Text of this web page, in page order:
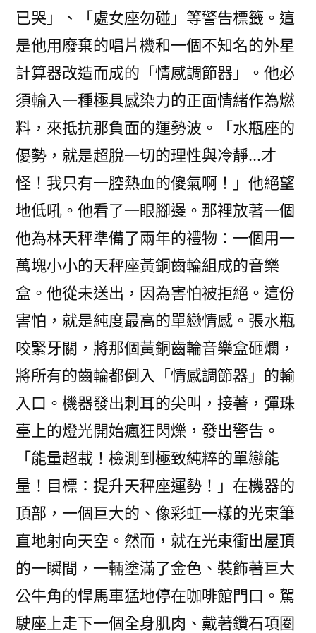
已哭」、「處女座勿碰」等警告標籤。這
是他用廢棄的唱片機和一個不知名的外星
計算器改造而成的「情感調節器」。他必
須輸入一種極具感染力的正面情緒作為燃
料，來抵抗那負面的運勢波。「水瓶座的
優勢，就是超脫一切的理性與冷靜…才
怪！我只有一腔熱血的傻氣啊！」他絕望
地低吼。他看了一眼腳邊。那裡放著一個
他為林天秤準備了兩年的禮物：一個用一
萬塊小小的天秤座黃銅齒輪組成的音樂
盒。他從未送出，因為害怕被拒絕。這份
害怕，就是純度最高的單戀情感。張水瓶
咬緊牙關，將那個黃銅齒輪音樂盒砸爛，
將所有的齒輪都倒入「情感調節器」的輸
入口。機器發出刺耳的尖叫，接著，彈珠
臺上的燈光開始瘋狂閃爍，發出警告。
「能量超載！檢測到極致純粹的單戀能
量！目標：提升天秤座運勢！」在機器的
頂部，一個巨大的、像彩虹一樣的光束筆
直地射向天空。然而，就在光束衝出屋頂
的一瞬間，一輛塗滿了金色、裝飾著巨大
公牛角的悍馬車猛地停在咖啡館門口。駕
駛座上走下一個全身肌肉、戴著鑽石項圈